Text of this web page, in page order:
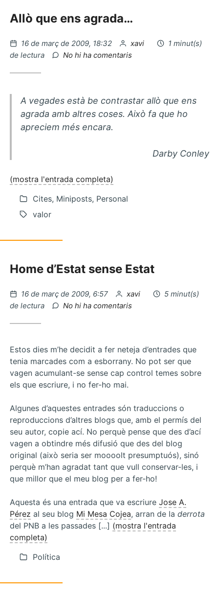
Allò que ens agrada…
Publicat
el
16 de març de 2009, 18:32 per
xavi
1 minut(s)
de lectura
No hi ha comentaris
A vegades està be contrastar allò que ens
agrada amb altres coses. Això fa que ho
apreciem més encara.
Darby Conley
(mostra l'entrada completa)
Cites, Miniposts, Personal
valor
Home d’Estat sense Estat
Publicat
el
16 de març de 2009, 6:57 per
xavi
5 minut(s)
de lectura
No hi ha comentaris
Estos dies m’he decidit a fer neteja d’entrades que
tenia marcades com a esborrany. No pot ser que
vagen acumulant-se sense cap control temes sobre
els que escriure, i no fer-ho mai.
Algunes d’aquestes entrades són traduccions o
reproduccions d’altres blogs que, amb el permís del
seu autor, copie ací. No perquè pense que des d’ací
vagen a obtindre més difusió que des del blog
original (això seria ser moooolt presumptuós), sinó
perquè m’han agradat tant que vull conservar-les, i
que millor que el meu blog per a fer-ho!
Aquesta és una entrada que va escriure Jose A.
Pérez al seu blog Mi Mesa Cojea, arran de la derrota
del PNB a les passades [...] (mostra l'entrada
completa)
Política